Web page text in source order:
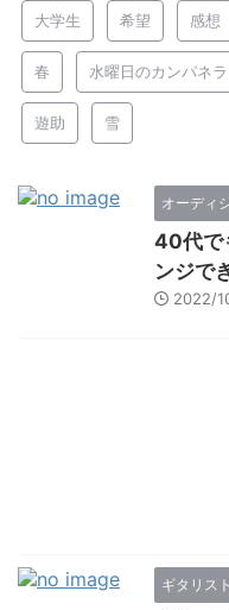
大学生 希望 感想
春 水曜日のカンパネラ
遊助 雪
オーディ
40代で
ンジで
2022/
ギタリスト